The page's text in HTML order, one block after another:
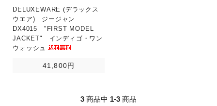
DELUXEWARE (デラックス
ウエア) ジージャン
DX4015 "FIRST MODEL
JACKET" インディゴ・ワン
ウォッシュ
41,800円
3 商品中 1-3 商品